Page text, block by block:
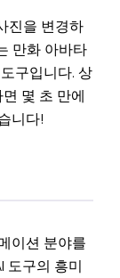
진을 변경하
만화 아바타
구입니다. 상
몇 초 만에
니다!
이션 분야를
도구의 흥미